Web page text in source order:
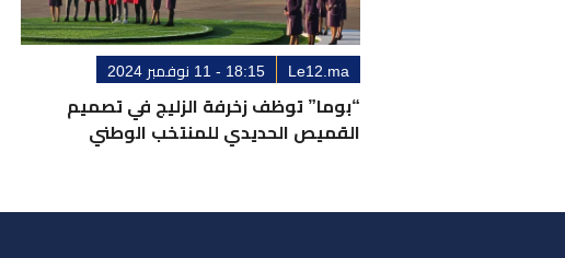
Le12.ma 18:15 - 11 نوفمبر 2024
“بوما” توظف زخرفة الزليج في تصميم
القميص الحديدي للمنتخب الوطني